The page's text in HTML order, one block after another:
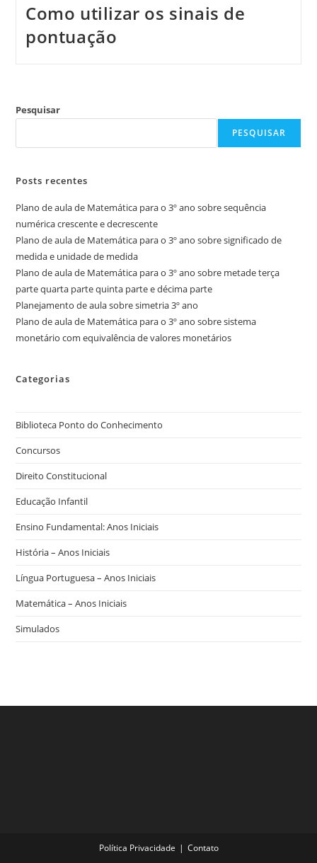
Como utilizar os sinais de
pontuação
Pesquisar
PESQUISAR
Posts recentes
Plano de aula de Matemática para o 3º ano sobre sequência
numérica crescente e decrescente
Plano de aula de Matemática para o 3º ano sobre significado de
medida e unidade de medida
Plano de aula de Matemática para o 3º ano sobre metade terça
parte quarta parte quinta parte e décima parte
Planejamento de aula sobre simetria 3º ano
Plano de aula de Matemática para o 3º ano sobre sistema
monetário com equivalência de valores monetários
Categorias
Biblioteca Ponto do Conhecimento
Concursos
Direito Constitucional
Educação Infantil
Ensino Fundamental: Anos Iniciais
História – Anos Iniciais
Língua Portuguesa – Anos Iniciais
Matemática – Anos Iniciais
Simulados
Política Privacidade Contato